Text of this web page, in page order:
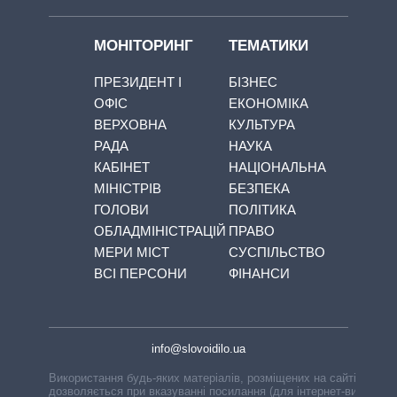
МОНІТОРИНГ
ПРЕЗИДЕНТ І
ОФІС
ВЕРХОВНА
РАДА
КАБІНЕТ
МІНІСТРІВ
ГОЛОВИ
ОБЛАДМІНІСТРАЦІЙ
МЕРИ МІСТ
ВСІ ПЕРСОНИ
ТЕМАТИКИ
БІЗНЕС
ЕКОНОМІКА
КУЛЬТУРА
НАУКА
НАЦІОНАЛЬНА
БЕЗПЕКА
ПОЛІТИКА
ПРАВО
СУСПІЛЬСТВО
ФІНАНСИ
info@slovoidilo.ua
Використання будь-яких матеріалів, розміщених на сайті,
дозволяється при вказуванні посилання (для інтернет-видань